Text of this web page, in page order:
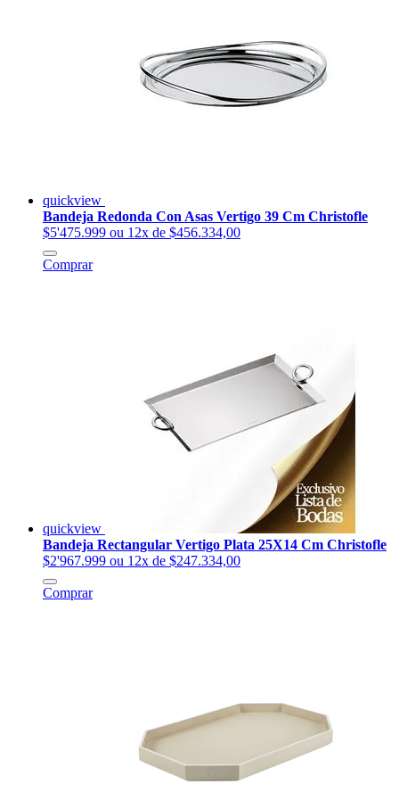
quickview
Bandeja Redonda Con Asas Vertigo 39 Cm Christofle
$5'475.999 ou 12x de $456.334,00
Comprar
quickview
Bandeja Rectangular Vertigo Plata 25X14 Cm Christofle
$2'967.999 ou 12x de $247.334,00
Comprar